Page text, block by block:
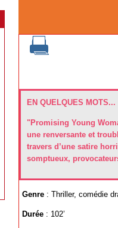
EN QUELQUES MOTS...
"Promising Young
une renversante et
travers d’une satire
somptueux,
Genre : Thriller, comédie
Durée : 102’